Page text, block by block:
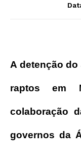
A detenção
raptos em
colaboração
governos da